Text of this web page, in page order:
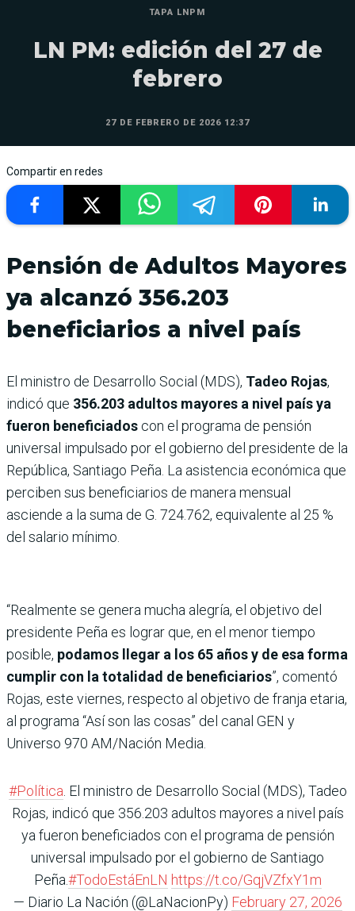
TAPA LNPM
LN PM: edición del 27 de
febrero
27 DE FEBRERO DE 2026 12:37
Compartir en redes
Pensión de Adultos Mayores
ya alcanzó 356.203
beneficiarios a nivel país
El ministro de Desarrollo Social (MDS), Tadeo Rojas,
indicó que 356.203 adultos mayores a nivel país ya
fueron beneficiados con el programa de pensión
universal impulsado por el gobierno del presidente de la
República, Santiago Peña. La asistencia económica que
perciben sus beneficiarios de manera mensual
asciende a la suma de G. 724.762, equivalente al 25 %
del salario mínimo.
“Realmente se genera mucha alegría, el objetivo del
presidente Peña es lograr que, en el menor tiempo
posible, podamos llegar a los 65 años y de esa forma
cumplir con la totalidad de beneficiarios”, comentó
Rojas, este viernes, respecto al objetivo de franja etaria,
al programa “Así son las cosas” del canal GEN y
Universo 970 AM/Nación Media.
#Política . El ministro de Desarrollo Social (MDS), Tadeo
Rojas, indicó que 356.203 adultos mayores a nivel país
ya fueron beneficiados con el programa de pensión
universal impulsado por el gobierno de Santiago
Peña.#TodoEstáEnLN https://t.co/GqjVZfxY1m
— Diario La Nación (@LaNacionPy) February 27, 2026